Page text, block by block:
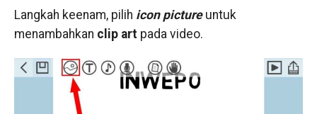
Langkah keenam, pilih icon pictureuntuk
menambahkan clip artpada video.